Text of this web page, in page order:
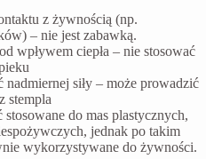
z żywnością (np.
– nie jest zabawką.
wpływem ciepła – nie stosować
siły – może prowadzić
stempla
do mas plastycznych,
jednak po takim
wykorzystywane do żywności.